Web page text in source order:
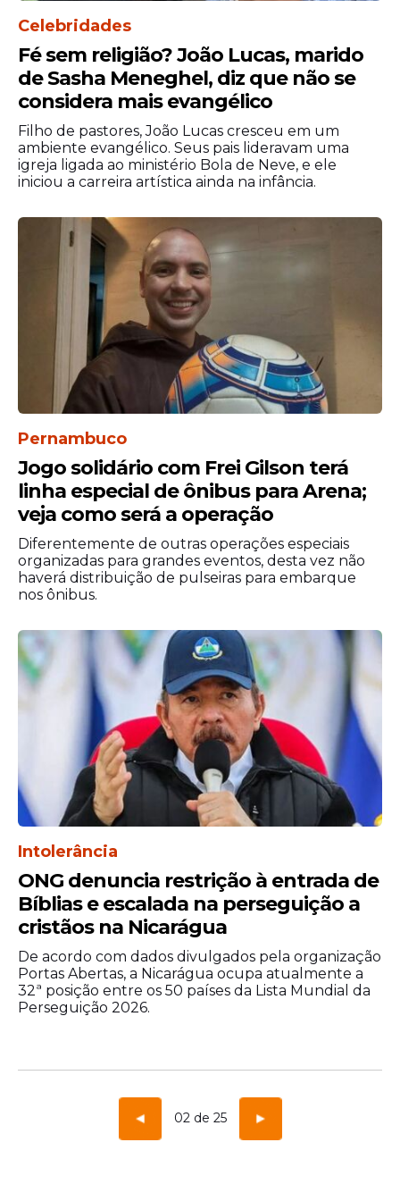
Celebridades
Fé sem religião? João Lucas, marido
de Sasha Meneghel, diz que não se
considera mais evangélico
Filho de pastores, João Lucas cresceu em um
ambiente evangélico. Seus pais lideravam uma
igreja ligada ao ministério Bola de Neve, e ele
iniciou a carreira artística ainda na infância.
Pernambuco
Jogo solidário com Frei Gilson terá
linha especial de ônibus para Arena;
veja como será a operação
Diferentemente de outras operações especiais
organizadas para grandes eventos, desta vez não
haverá distribuição de pulseiras para embarque
nos ônibus.
Intolerância
ONG denuncia restrição à entrada de
Bíblias e escalada na perseguição a
cristãos na Nicarágua
De acordo com dados divulgados pela organização
Portas Abertas, a Nicarágua ocupa atualmente a
32ª posição entre os 50 países da Lista Mundial da
Perseguição 2026.
02 de 25